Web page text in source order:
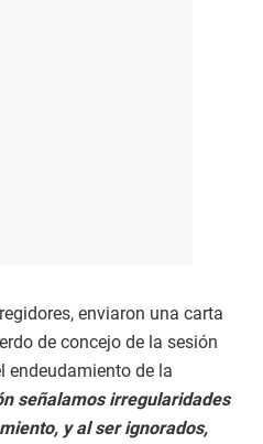
enviaron una carta
de concejo de la sesión
endeudamiento de la
señalamos irregularidades
y al ser ignorados,